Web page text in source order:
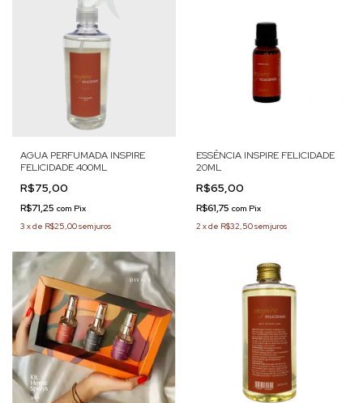
AGUA PERFUMADA INSPIRE
FELICIDADE 400ML
R$75,00
R$71,25 com Pix
3 xde R$25,00sem juros
ESSÊNCIA INSPIRE FELICIDADE
20ML
R$65,00
R$61,75 com Pix
2 xde R$32,50sem juros